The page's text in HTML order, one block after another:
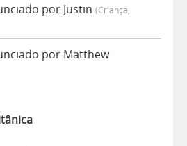
por Justin (criança,
por Matthew